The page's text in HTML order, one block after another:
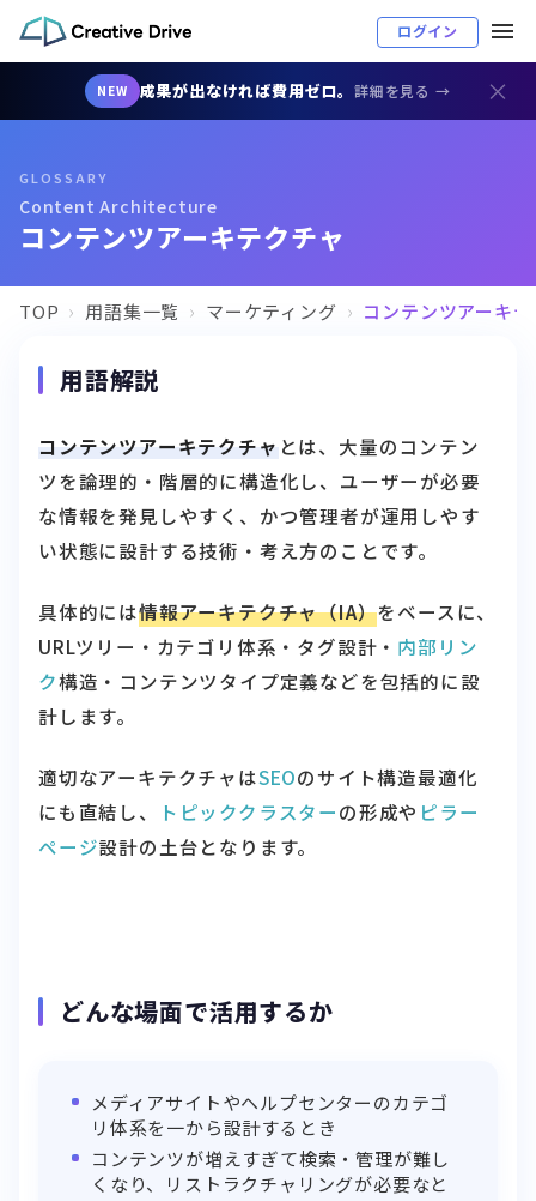
NEW 成果が出なければ費用ゼロ。詳細を見る → ×
ログイン
GLOSSARY
Content Architecture
コンテンツアーキテクチャ
TOP 用語集一覧 マーケティング コンテンツアーキ
用語解説
コンテンツアーキテクチャ とは、大量のコンテン
ツを論理的・階層的に構造化し、ユーザーが必要
な情報を発見しやすく、かつ管理者が運用しやす
い状態に設計する技術・考え方のことです。
具体的には情報アーキテクチャ（IA）をベースに、
URLツリー・カテゴリ体系・タグ設計・ 内部リン
ク構造・コンテンツタイプ定義などを包括的に設
計します。
適切なアーキテクチャはSEOのサイト構造最適化
にも直結し、
トピッククラスターの形成や ピラー
ページ設計の土台となります。
どんな場面で活用するか
メディアサイトやヘルプセンターのカテゴ
リ体系を一から設計するとき
コンテンツが増えすぎて検索・管理が難し
くなり、リストラクチャリングが必要なと